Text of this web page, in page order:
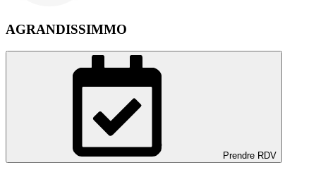
AGRANDISSIMMO
Prendre RDV